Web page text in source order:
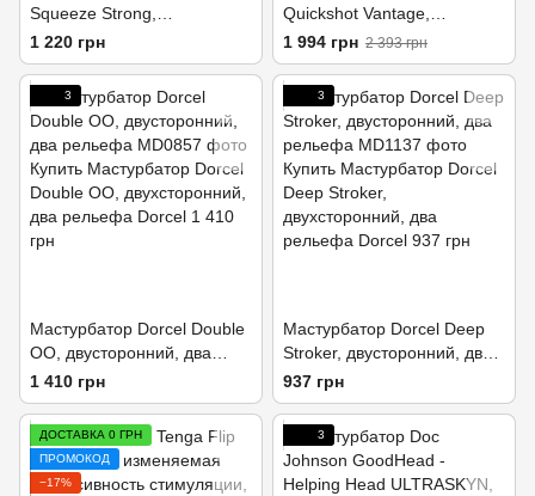
Squeeze Strong,
сжимаемый корпус, более
плотный вход
1 220 грн
Quickshot Vantage,
компактный, отлично для
пар и минета
1 994 грн 2 393 грн
3
Мастурбатор Dorcel Double
OO, двусторонний, два
рельефа
1 410 грн
3
Мастурбатор Dorcel Deep
Stroker, двусторонний, два
рельефа
937 грн
ДОСТАВКА 0 ГРН
ПРОМОКОД
−17%
3